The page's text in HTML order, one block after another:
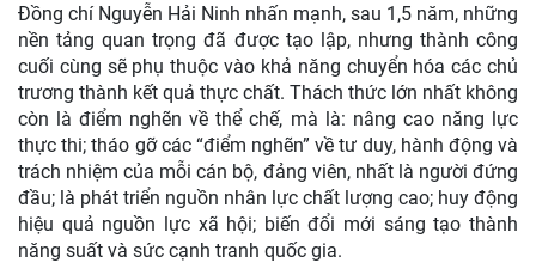
Đồng chí Nguyễn Hải Ninh nhấn mạnh, sau 1,5 năm, những
nền tảng quan trọng đã được tạo lập, nhưng thành công
cuối cùng sẽ phụ thuộc vào khả năng chuyển hóa các chủ
trương thành kết quả thực chất. Thách thức lớn nhất không
còn là điểm nghẽn về thể chế, mà là: nâng cao năng lực
thực thi; tháo gỡ các “điểm nghẽn” về tư duy, hành động và
trách nhiệm của mỗi cán bộ, đảng viên, nhất là người đứng
đầu; là phát triển nguồn nhân lực chất lượng cao; huy động
hiệu quả nguồn lực xã hội; biến đổi mới sáng tạo thành
năng suất và sức cạnh tranh quốc gia.